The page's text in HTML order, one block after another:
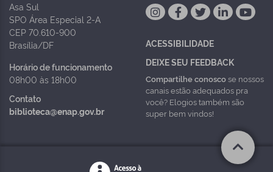
Asa Sul
SPO Área Especial 2-A
CEP 70.610-900
Brasília/DF
Horário de funcionamento
08h00 às 18h00
Contato
biblioteca@enap.gov.br
ACESSIBILIDADE
DEIXE SEU FEEDBACK
Compartilhe conoscose nossos
canais estão adequados pra
você? Elogios também são
super bem vindos!